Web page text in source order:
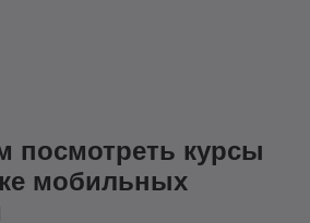
посмотреть курсы
мобильных